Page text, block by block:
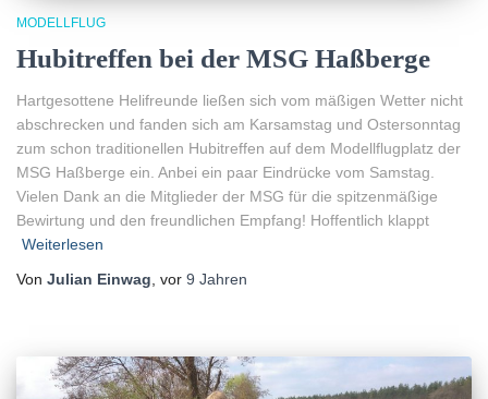
MODELLFLUG
Hubitreffen bei der MSG Haßberge
Hartgesottene Helifreunde ließen sich vom mäßigen Wetter nicht
abschrecken und fanden sich am Karsamstag und Ostersonntag
zum schon traditionellen Hubitreffen auf dem Modellflugplatz der
MSG Haßberge ein. Anbei ein paar Eindrücke vom Samstag.
Vielen Dank an die Mitglieder der MSG für die spitzenmäßige
Bewirtung und den freundlichen Empfang! Hoffentlich klappt
Weiterlesen
Von Julian Einwag, vor 9 Jahren